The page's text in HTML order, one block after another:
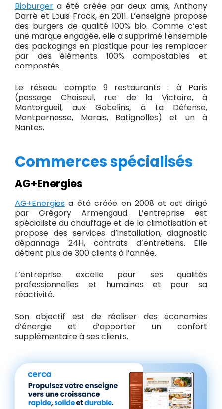
Bioburger a été créée par deux amis, Anthony
Darré et Louis Frack, en 2011. L’enseigne propose
des burgers de qualité 100% bio. Comme c’est
une marque engagée, elle a supprimé l’ensemble
des packagings en plastique pour les remplacer
par des éléments 100% compostables et
compostés.
Le réseau compte 9 restaurants : à Paris
(passage Choiseul, rue de la Victoire, à
Montorgueil, aux Gobelins, à La Défense,
Montparnasse, Marais, Batignolles) et un à
Nantes.
Commerces spécialisés
AG+Energies
AG+Energies a été créée en 2008 et est dirigé
par Grégory Armengaud. L’entreprise est
spécialiste du chauffage et de la climatisation et
propose des services d’installation, diagnostic
dépannage 24H, contrats d’entretiens. Elle
détient plus de 300 clients à l’année.
L’entreprise excelle pour ses qualités
professionnelles et humaines et pour sa
réactivité.
Son objectif est de réaliser des économies
d’énergie et d’apporter un confort
supplémentaire à ses clients.